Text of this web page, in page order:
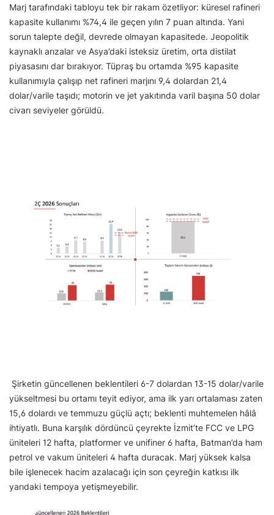
Marj tarafındaki tabloyu tek bir rakam özetliyor: küresel rafineri
kapasite kullanımı %74,4 ile geçen yılın 7 puan altında. Yani
sorun talepte değil, devrede olmayan kapasitede. Jeopolitik
kaynaklı arızalar ve Asya’daki isteksiz üretim, orta distilat
piyasasını dar bırakıyor. Tüpraş bu ortamda %95 kapasite
kullanımıyla çalışıp net rafineri marjını 9,4 dolardan 21,4
dolar/varile taşıdı; motorin ve jet yakıtında varil başına 50 dolar
civarı seviyeler görüldü.
Şirketin güncellenen beklentileri 6-7 dolardan 13-15 dolar/varile
yükseltmesi bu ortamı teyit ediyor, ama ilk yarı ortalaması zaten
15,6 dolardı ve temmuzu güçlü açtı; beklenti muhtemelen hâlâ
ihtiyatlı. Buna karşılık dördüncü çeyrekte İzmit’te FCC ve LPG
üniteleri 12 hafta, platformer ve unifiner 6 hafta, Batman’da ham
petrol ve vakum üniteleri 4 hafta duracak. Marj yüksek kalsa
bile işlenecek hacim azalacağı için son çeyreğin katkısı ilk
yarıdaki tempoya yetişmeyebilir.